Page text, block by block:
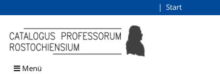
Browsen
direkt zum Inhalt
Start
Menü